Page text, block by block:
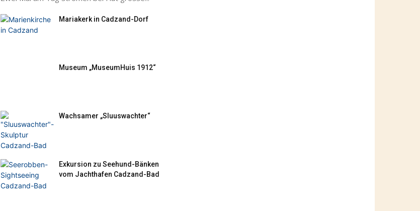
Mariakerk in Cadzand-Dorf
Museum „MuseumHuis 1912“
Wachsamer „Sluuswachter“
Exkursion zu Seehund-Bänken
vom Jachthafen Cadzand-Bad